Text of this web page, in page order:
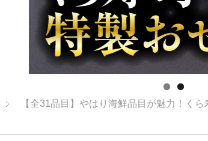
【全31品目】やはり海鮮品目が魅力！く